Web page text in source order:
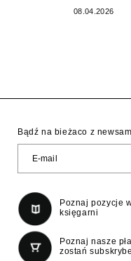
08.04.2026
Bądź na bieżaco z
Poznaj pozycje
księgarni
Poznaj nasze
zostań